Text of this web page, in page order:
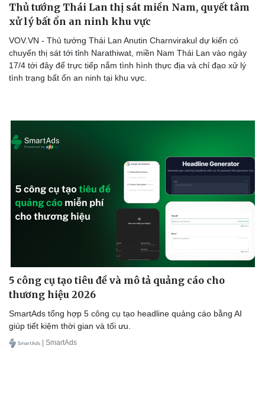
Doanh nghiệp
Thông tin doanh nghiệp
Doanh nghiệp 24h
Công nghệ
Sành điệu
Thủ tướng Thái Lan thị sát miền Nam, quyết tâm
xử lý bất ổn an ninh khu vực
VOV.VN - Thủ tướng Thái Lan Anutin Charnvirakul dự kiến có
chuyến thị sát tới tỉnh Narathiwat, miền Nam Thái Lan vào ngày
17/4 tới đây để trực tiếp nắm tình hình thực địa và chỉ đạo xử lý
tình trạng bất ổn an ninh tại khu vực.
5 công cụ tạo tiêu đề và mô tả quảng cáo cho
thương hiệu 2026
SmartAds tổng hợp 5 công cụ tạo headline quảng cáo bằng AI
giúp tiết kiệm thời gian và tối ưu.
| SmartAds